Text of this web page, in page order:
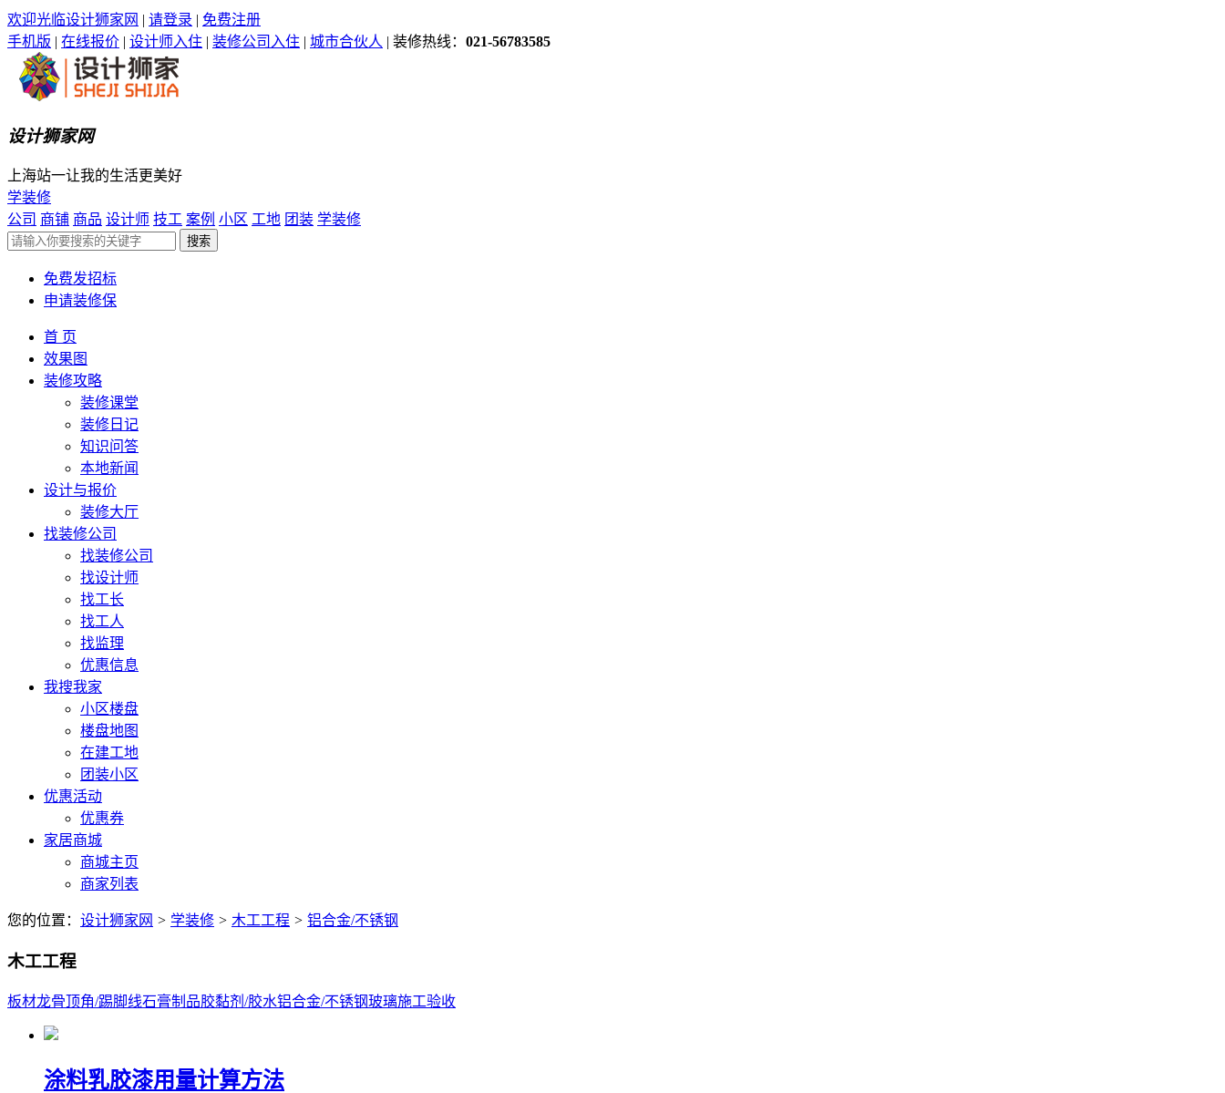
欢迎光临设计狮家网 | 请登录 | 免费注册
手机版 | 在线报价 | 设计师入住 | 装修公司入住 | 城市合伙人 | 装修热线： 021-56783585
设计狮家网
上海站一让我的生活更美好
学装修
公司 商铺 商品 设计师 技工 案例 小区 工地 团装 学装修
免费发招标
申请装修保
首 页
效果图
装修攻略
装修课堂
装修日记
知识问答
本地新闻
设计与报价
装修大厅
找装修公司
找装修公司
找设计师
找工长
找工人
找监理
优惠信息
我搜我家
小区楼盘
楼盘地图
在建工地
团装小区
优惠活动
优惠券
家居商城
商城主页
商家列表
您的位置： 设计狮家网 > 学装修 > 木工工程 > 铝合金/不锈钢
木工工程
板材龙骨顶角/踢脚线石膏制品胶黏剂/胶水铝合金/不锈钢玻璃施工验收
涂料乳胶漆用量计算方法